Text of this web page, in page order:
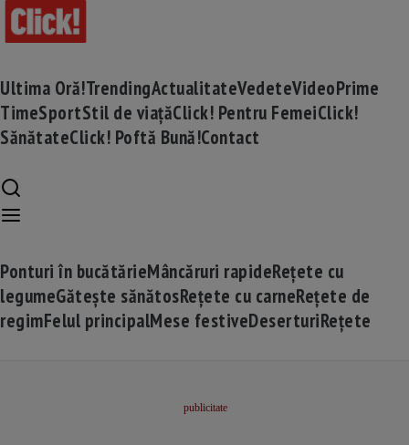
Ultima Oră!TrendingActualitateVedeteVideoPrime
TimeSportStil de viațăClick! Pentru FemeiClick!
SănătateClick! Poftă Bună!Contact
Ponturi în bucătărieMâncăruri rapideRețete cu
legumeGătește sănătosRețete cu carneRețete de
regimFelul principalMese festiveDeserturiRețete